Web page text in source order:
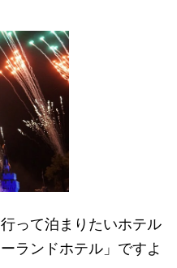
って泊まりたいホテル
ランドホテル」ですよ